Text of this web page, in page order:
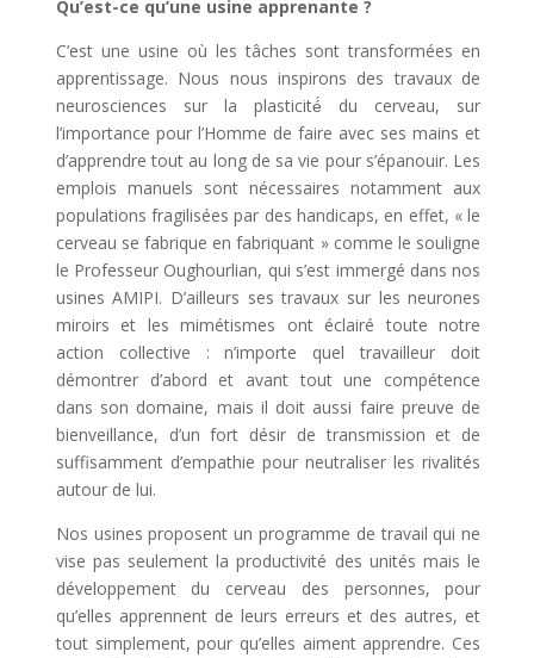
Qu’est-ce qu’une usine apprenante ?
C’est une usine où les tâches sont transformées en
apprentissage. Nous nous inspirons des travaux de
neurosciences sur la plasticité́ du cerveau, sur
l’importance pour l’Homme de faire avec ses mains et
d’apprendre tout au long de sa vie pour s’épanouir. Les
emplois manuels sont nécessaires notamment aux
populations fragilisées par des handicaps, en effet, « le
cerveau se fabrique en fabriquant » comme le souligne
le Professeur Oughourlian, qui s’est immergé dans nos
usines AMIPI. D’ailleurs ses travaux sur les neurones
miroirs et les mimétismes ont éclairé toute notre
action collective : n’importe quel travailleur doit
démontrer d’abord et avant tout une compétence
dans son domaine, mais il doit aussi faire preuve de
bienveillance, d’un fort désir de transmission et de
suffisamment d’empathie pour neutraliser les rivalités
autour de lui.
Nos usines proposent un programme de travail qui ne
vise pas seulement la productivité des unités mais le
développement du cerveau des personnes, pour
qu’elles apprennent de leurs erreurs et des autres, et
tout simplement, pour qu’elles aiment apprendre. Ces